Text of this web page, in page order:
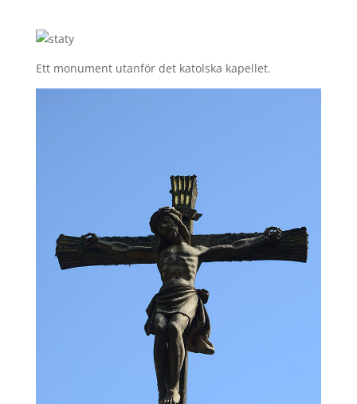
Ett monument utanför det katolska kapellet.